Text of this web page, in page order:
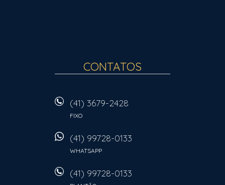
CONTATOS
(41) 3679-2428
FIXO
(41) 99728-0133
WHATSAPP
(41) 99728-0133